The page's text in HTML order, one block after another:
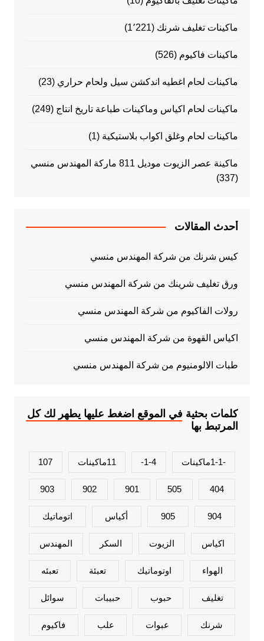
ماكينات تغليف شرنك (1٬221)
ماكينات فاكيوم (526)
ماكينات لحام اغطيه اندكشن سيل ولحام حراري (23)
ماكينات لحام اكياس وماكينات طباعة تاريخ انتاج (249)
ماكينات لحام وغلق اكواب بلاستيكية (1)
ماكينة عصر الزيوت موديل 811 ماركة المهندس منسي
(337)
أحدث المقالات
كيس شرنك من شركة المهندس منسي
ورق تغليف شرينك من شركة المهندس منسي
رولات الفاكيوم من شركة المهندس منسي
اكياس القهوة من شركة المهندس منسي
طبات الالومنيوم من شركة المهندس منسي
كلمات بحثية في الموقع اضغط عليها يطهر لك كل
المرتبط بها
-1-1ماكينات 1-4- 11ماكينات 107
404
505
901
902
903
904
905 أكياس اتوماتيك
اكياس الزيوت السكر المهندس
الهواء اوتوماتيك تعبئة تعبئه
تغليف حبوب حبيبات سوائل
شرنك عبوات علب فاكيوم